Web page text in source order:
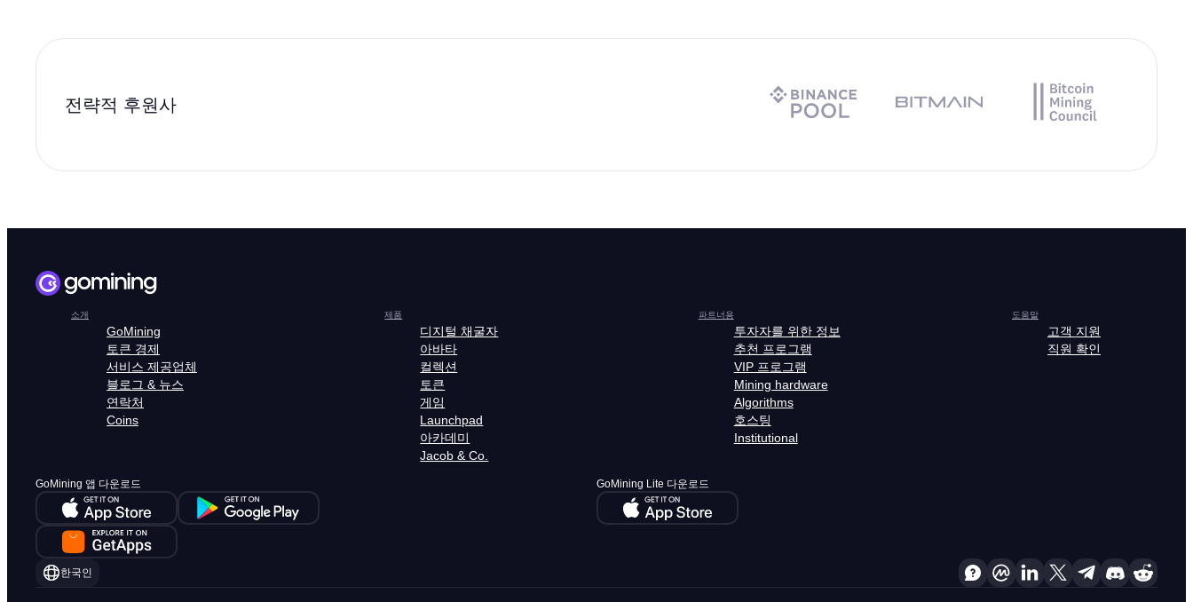
전략적 후원사
소개
GoMining
토큰 경제
서비스 제공업체
블로그 & 뉴스
연락처
Coins
제품
디지털 채굴자
아바타
컬렉션
토큰
게임
Launchpad
아카데미
Jacob & Co.
파트너용
투자자를 위한 정보
추천 프로그램
VIP 프로그램
Mining hardware
Algorithms
호스팅
Institutional
도움말
고객 지원
직원 확인
GoMining 앱 다운로드 GoMining Lite 다운로드
한국인